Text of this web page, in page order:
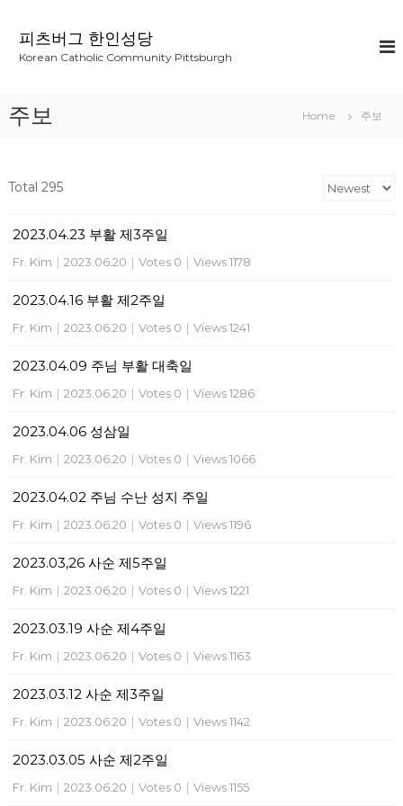
피츠버그 한인성당
Korean Catholic Community Pittsburgh
주보 Home 주보
Total 295
2023.04.23 부활 제3주일
Fr. Kim | 2023.06.20 | Votes 0 | Views 1178
2023.04.16 부활 제2주일
Fr. Kim | 2023.06.20 | Votes 0 | Views 1241
2023.04.09 주님 부활 대축일
Fr. Kim | 2023.06.20 | Votes 0 | Views 1286
2023.04.06 성삼일
Fr. Kim | 2023.06.20 | Votes 0 | Views 1066
2023.04.02 주님 수난 성지 주일
Fr. Kim | 2023.06.20 | Votes 0 | Views 1196
2023.03,26 사순 제5주일
Fr. Kim | 2023.06.20 | Votes 0 | Views 1221
2023.03.19 사순 제4주일
Fr. Kim | 2023.06.20 | Votes 0 | Views 1163
2023.03.12 사순 제3주일
Fr. Kim | 2023.06.20 | Votes 0 | Views 1142
2023.03.05 사순 제2주일
Fr. Kim | 2023.06.20 | Votes 0 | Views 1155